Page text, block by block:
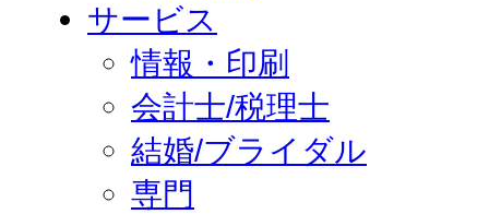
サービス
情報・印刷
会計士/税理士
結婚/ブライダル
専門